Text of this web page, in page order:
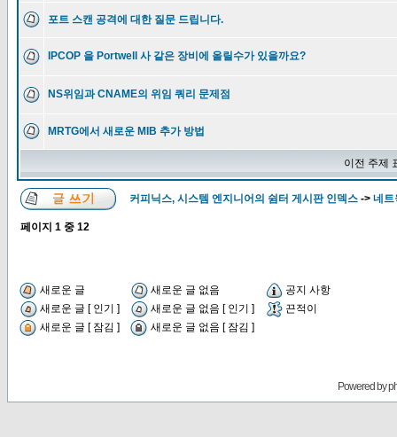
포트 스캔 공격에 대한 질문 드립니다.
IPCOP 을 Portwell 사 같은 장비에 올릴수가 있을까요?
NS위임과 CNAME의 위임 쿼리 문제점
MRTG에서 새로운 MIB 추가 방법
이전 주제
커피닉스, 시스템 엔지니어의 쉼터 게시판 인덱스 -> 네트
페이지 1 중 12
새로운 글 새로운 글 없음
공지 사항
새로운 글 [ 인기 ]
새로운 글 없음 [ 인기 ]
끈적이
새로운 글 [ 잠김 ]
새로운 글 없음 [ 잠김 ]
Powered by